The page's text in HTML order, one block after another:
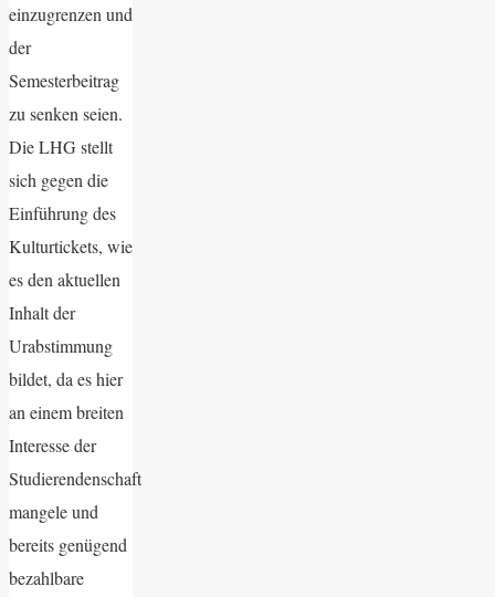
einzugrenzen und
der
Semesterbeitrag
zu senken seien.
Die LHG stellt
sich gegen die
Einführung des
Kulturtickets, wie
es den aktuellen
Inhalt der
Urabstimmung
bildet, da es hier
an einem breiten
Interesse der
Studierendenschaft
mangele und
bereits genügend
bezahlbare